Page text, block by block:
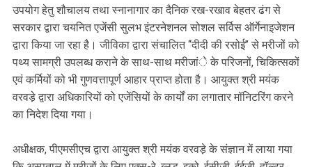
उपयोग हेतु शौचालय तथा स्नानागार का दैनिक रख-रखाव बेहतर ढंग से
सरकार द्वारा चयनित एजेंसी सुलभ इंटरनेशनल सोशल सर्विस ऑर्गेनाइजेशन
द्वारा किया जा रहा है। जीविका द्वारा संचालित ‘‘दीदी की रसोई’’ से मरीजों को
पथ्य सामग्री उपलब्ध कराने के साथ-साथ मरीजांे के परिजनों, चिकित्सकों
एवं कर्मियों को भी गुणवत्तापूर्ण आहार प्राप्त होता है। आयुक्त श्री मयंक
वरवडे़ द्वारा अधिकारियों को एजेंसियों के कार्यों का लगातार मॉनिटरिंग करने
का निदेश दिया गया।
अधीक्षक, पीएमसीएच द्वारा आयुक्त श्री मयंक वरवडे़ के संज्ञान में लाया गया